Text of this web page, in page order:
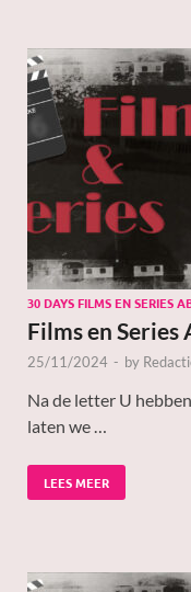
30 DAYS FILMS EN SERIES
Films en Series
25/11/2024 - by
Na de letter U
laten we …
LEES MEER